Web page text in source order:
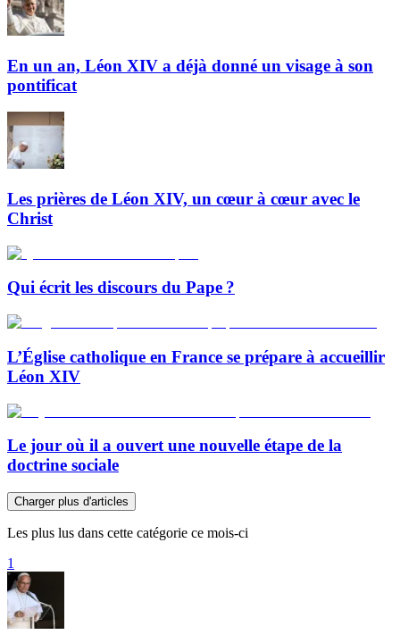
En un an, Léon XIV a déjà donné un visage à son
pontificat
Les prières de Léon XIV, un cœur à cœur avec le
Christ
Qui écrit les discours du Pape ?
L’Église catholique en France se prépare à accueillir
Léon XIV
Le jour où il a ouvert une nouvelle étape de la
doctrine sociale
Charger plus d'articles
Les plus lus dans cette catégorie ce mois-ci
1